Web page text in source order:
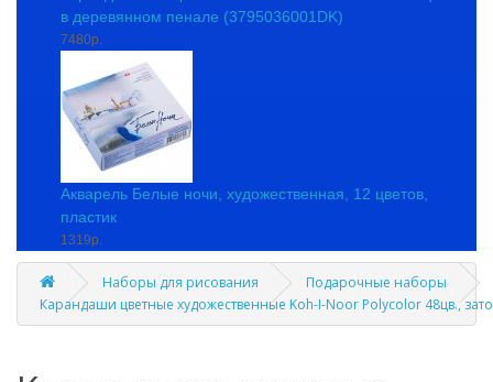
в деревянном пенале (3795036001DK)
7480р.
Акварель Белые ночи, художественная, 12 цветов,
пластик
1319р.
Наборы для рисования
Подарочные наборы
Карандаши цветные художественные Koh-I-Noor Polycolor 48цв.,